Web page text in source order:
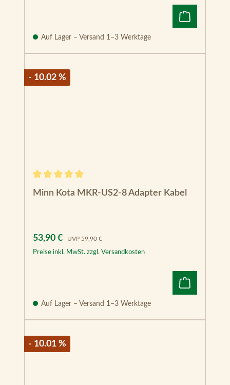
Auf Lager – Versand 1–3 Werktage
- 10.02 %
Durchschnittliche Bewertung von 5 von 5 Sternen
Minn Kota MKR-US2-8 Adapter Kabel
Verkaufspreis:
53,90 € UVP Regulärer Preis:
59,90 €
Preise inkl. MwSt. zzgl. Versandkosten
Auf Lager – Versand 1–3 Werktage
- 10.01 %